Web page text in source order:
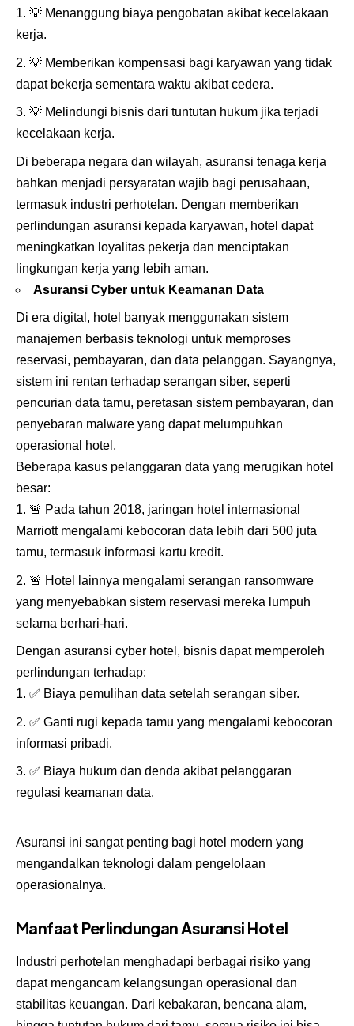
💡 Menanggung biaya pengobatan akibat kecelakaan
kerja.
💡 Memberikan kompensasi bagi karyawan yang tidak
dapat bekerja sementara waktu akibat cedera.
💡 Melindungi bisnis dari tuntutan hukum jika terjadi
kecelakaan kerja.
Di beberapa negara dan wilayah, asuransi tenaga kerja
bahkan menjadi persyaratan wajib bagi perusahaan,
termasuk industri perhotelan. Dengan memberikan
perlindungan asuransi kepada karyawan, hotel dapat
meningkatkan loyalitas pekerja dan menciptakan
lingkungan kerja yang lebih aman.
Asuransi Cyber untuk Keamanan Data
Di era digital, hotel banyak menggunakan sistem
manajemen berbasis teknologi untuk memproses
reservasi, pembayaran, dan data pelanggan. Sayangnya,
sistem ini rentan terhadap serangan siber, seperti
pencurian data tamu, peretasan sistem pembayaran, dan
penyebaran malware yang dapat melumpuhkan
operasional hotel.
Beberapa kasus pelanggaran data yang merugikan hotel
besar:
🚨 Pada tahun 2018, jaringan hotel internasional
Marriott mengalami kebocoran data lebih dari 500 juta
tamu, termasuk informasi kartu kredit.
🚨 Hotel lainnya mengalami serangan ransomware
yang menyebabkan sistem reservasi mereka lumpuh
selama berhari-hari.
Dengan asuransi cyber hotel, bisnis dapat memperoleh
perlindungan terhadap:
✅ Biaya pemulihan data setelah serangan siber.
✅ Ganti rugi kepada tamu yang mengalami kebocoran
informasi pribadi.
✅ Biaya hukum dan denda akibat pelanggaran
regulasi keamanan data.
Asuransi ini sangat penting bagi hotel modern yang
mengandalkan teknologi dalam pengelolaan
operasionalnya.
Manfaat Perlindungan Asuransi Hotel
Industri perhotelan menghadapi berbagai risiko yang
dapat mengancam kelangsungan operasional dan
stabilitas keuangan. Dari kebakaran, bencana alam,